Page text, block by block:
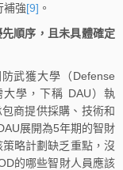
補強[9] 。
先順序，且未具體確定
武獲大學（Defense
學，下稱 DAU）執
商提供採購、技術和
展開為5年期的智財
略計劃缺乏重點，沒
的哪些智財人員應該